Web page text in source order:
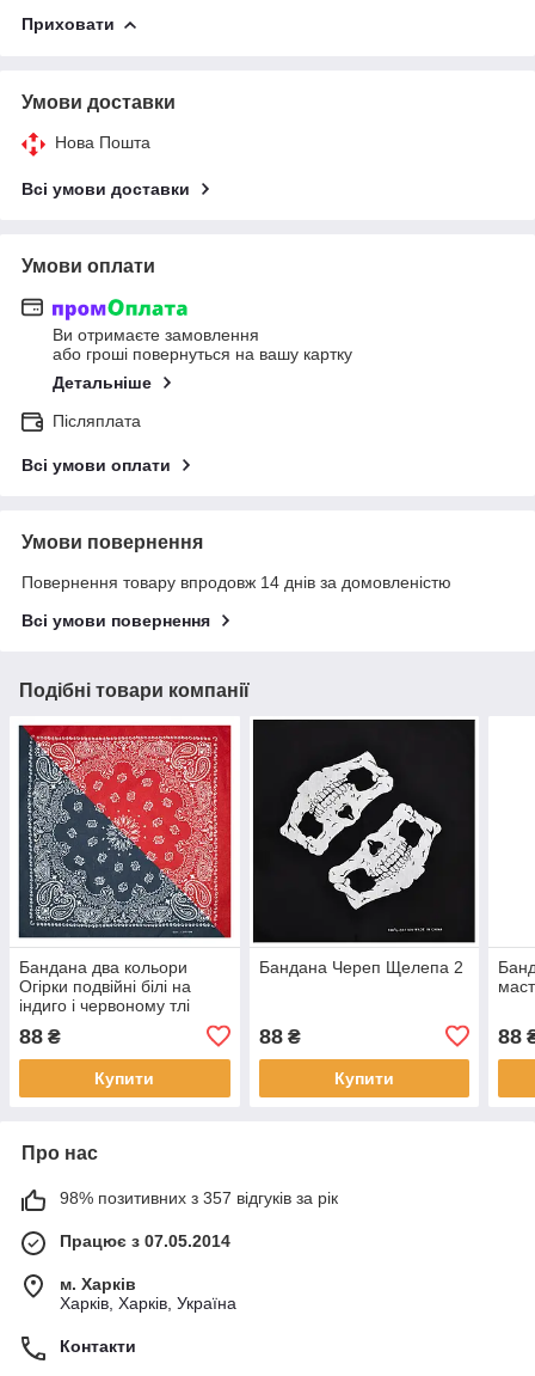
Приховати
Умови доставки
Нова Пошта
Всі умови доставки
Умови оплати
Ви отримаєте замовлення
або гроші повернуться на вашу картку
Детальніше
Післяплата
Всі умови оплати
Умови повернення
Повернення товару впродовж 14 днів за домовленістю
Всі умови повернення
Подібні товари компанії
Бандана два кольори
Огірки подвійні білі на
індиго і червоному тлі
88 ₴
Купити
Бандана Череп Щелепа 2
88₴
Купити
88
Про нас
98% позитивних з 357 відгуків за рік
Працює з 07.05.2014
м. Харків
Харків, Харків, Україна
Контакти